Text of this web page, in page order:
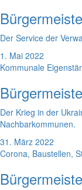
Der Service der
1. Mai 2022
Kommunale
Der Krieg in der
Nachbarkommunen.
31. März 2022
Corona, Baustellen,